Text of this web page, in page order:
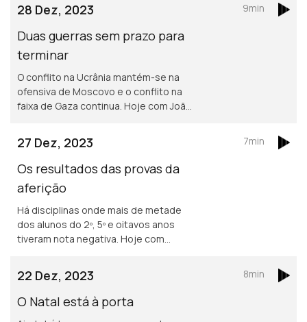
28 Dez, 2023
Duas guerras sem prazo para
terminar
O conflito na Ucrânia mantém-se na
ofensiva de Moscovo e o conflito na
faixa de Gaza continua. Hoje com João
9min
27 Dez, 2023
Os resultados das provas da
aferição
Há disciplinas onde mais de metade
dos alunos do 2º, 5º e oitavos anos
tiveram nota negativa. Hoje com
7min
22 Dez, 2023
O Natal está à porta
8min